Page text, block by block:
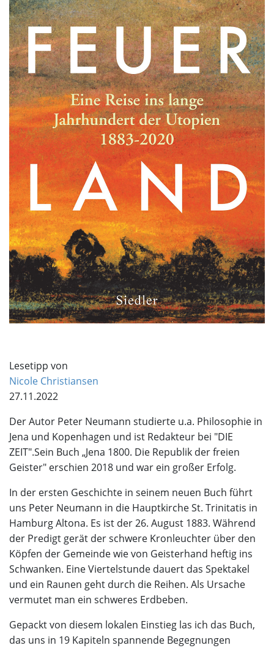
Lesetipp von
Nicole Christiansen
27.11.2022
Der Autor Peter Neumann studierte u.a. Philosophie in
Jena und Kopenhagen und ist Redakteur bei "DIE
ZEIT".Sein Buch „Jena 1800. Die Republik der freien
Geister" erschien 2018 und war ein großer Erfolg.
In der ersten Geschichte in seinem neuen Buch führt
uns Peter Neumann in die Hauptkirche St. Trinitatis in
Hamburg Altona. Es ist der 26. August 1883. Während
der Predigt gerät der schwere Kronleuchter über den
Köpfen der Gemeinde wie von Geisterhand heftig ins
Schwanken. Eine Viertelstunde dauert das Spektakel
und ein Raunen geht durch die Reihen. Als Ursache
vermutet man ein schweres Erdbeben.
Gepackt von diesem lokalen Einstieg las ich das Buch,
das uns in 19 Kapiteln spannende Begegnungen